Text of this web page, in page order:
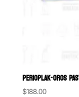
PERIOPLAK-OROS
$188.00